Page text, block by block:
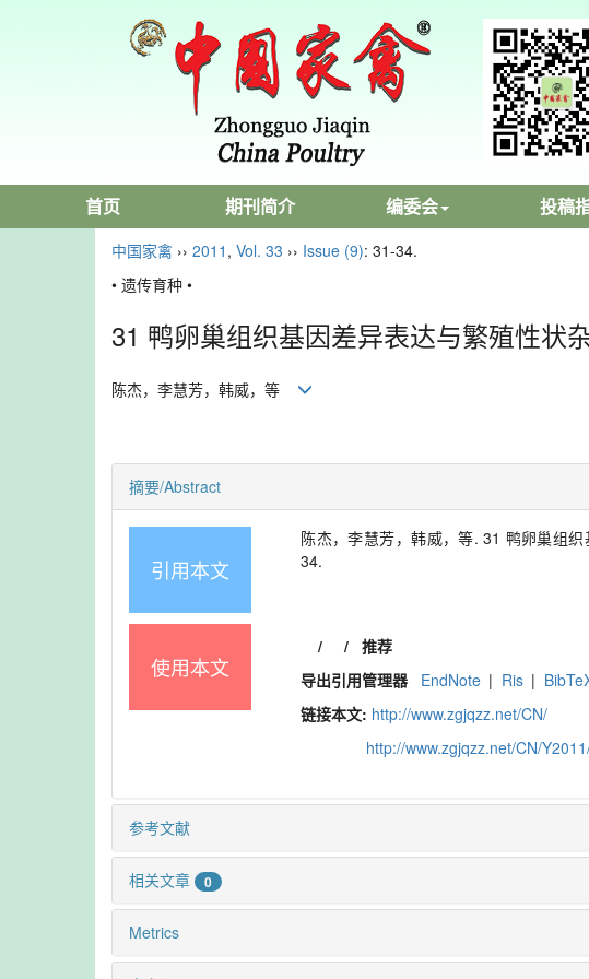
首页 期刊简介 编委会 投稿
中国家禽 ›› 2011 , Vol. 33 ›› Issue (9): 31-34.
• 遗传育种 •
31 鸭卵巢组织基因差异表达与繁殖性状
陈杰，李慧芳，韩威，等
摘要/Abstract
引用本文
陈杰，李慧芳，韩威，等. 31 鸭卵巢组
34.
使用本文
/ / 推荐
导出引用管理器
EndNote | Ris |
链接本文: http://www.zgjqzz.net/CN/
http://www.zgjqzz.net/CN/
参考文献
相关文章 0
Metrics